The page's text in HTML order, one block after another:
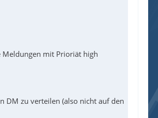
mit Prioriät high
DM zu verteilen (also nicht auf den